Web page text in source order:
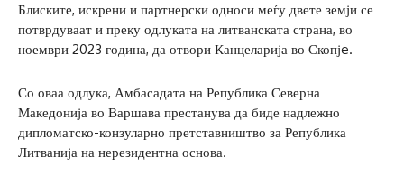
Блиските, искрени и партнерски односи меѓу двете земји се
потврдуваат и преку одлуката на литванската страна, во
ноември 2023 година, да отвори Канцеларија во Скопјe.
Со оваа одлука, Амбасадата на Република Северна
Македонија во Варшава престанува да биде надлежно
дипломатско-конзуларно претставништво за Република
Литванија на нерезидентна основа.